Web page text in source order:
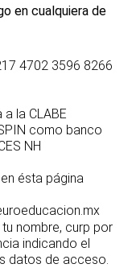
en cualquiera de
4702 3596 8266
la CLABE
PIN como banco
NH
ésta página
nombre, curp por
indicando el
datos de acceso.